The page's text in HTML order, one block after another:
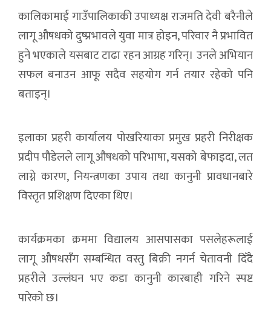
कालिकामाई गाउँपालिकाकी उपाध्यक्ष राजमति देवी बरैनीले
लागू औषधको दुष्प्रभावले युवा मात्र होइन, परिवार नै प्रभावित
हुने भएकाले यसबाट टाढा रहन आग्रह गरिन्। उनले अभियान
सफल बनाउन आफू सदैव सहयोग गर्न तयार रहेको पनि
बताइन्।
इलाका प्रहरी कार्यालय पोखरियाका प्रमुख प्रहरी निरीक्षक
प्रदीप पौडेलले लागू औषधको परिभाषा, यसको बेफाइदा, लत
लाग्ने कारण, नियन्त्रणका उपाय तथा कानुनी प्रावधानबारे
विस्तृत प्रशिक्षण दिएका थिए।
कार्यक्रमका क्रममा विद्यालय आसपासका पसलेहरूलाई
लागू औषधसँग सम्बन्धित वस्तु बिक्री नगर्न चेतावनी दिँदै
प्रहरीले उल्लंघन भए कडा कानुनी कारबाही गरिने स्पष्ट
पारेको छ।